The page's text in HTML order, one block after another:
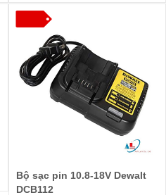
Bộ sạc pin 10.8-18V Dewalt
DCB112